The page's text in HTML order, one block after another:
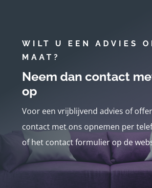
WILT U EEN ADVIES
MAAT?
Neem dan contact
op
Voor een vrijblijvend advies of
contact met ons opnemen per
of het contact formulier op de